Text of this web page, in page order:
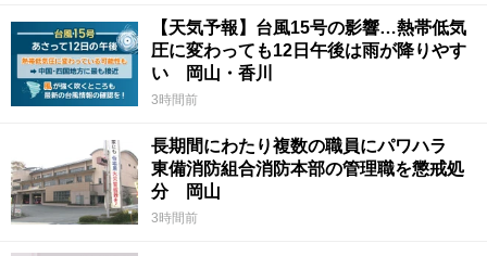
【天気予報】台風15号の影響…熱帯低気
圧に変わっても12日午後は雨が降りやす
い 岡山・香川
3時間前
長期間にわたり複数の職員にパワハラ
東備消防組合消防本部の管理職を懲戒処
分 岡山
3時間前